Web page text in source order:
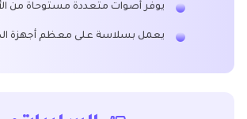
يوفر أصوات متعددة مستوحاة من
يعمل بسلاسة على معظم أجهزة